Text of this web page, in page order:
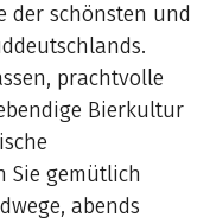
der schönsten und
prachtvolle
Bierkultur
Sie gemütlich
abends